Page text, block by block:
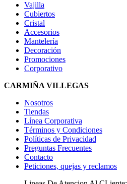
Vajilla
Cubiertos
Cristal
Accesorios
Mantelería
Decoración
Promociones
Corporativo
CARMIÑA VILLEGAS
Nosotros
Tiendas
Línea Corporativa
Términos y Condiciones
Políticas de Privacidad
Preguntas Frecuentes
Contacto
Peticiones, quejas y reclamos